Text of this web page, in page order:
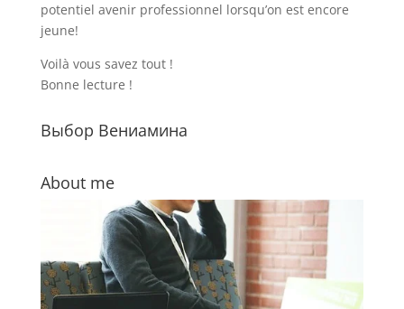
potentiel avenir professionnel lorsqu’on est encore
jeune!
Voilà vous savez tout !
Bonne lecture !
Выбор Вениамина
About me